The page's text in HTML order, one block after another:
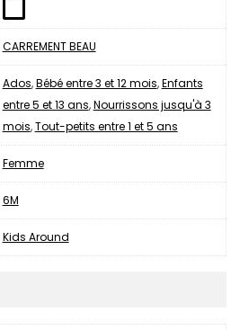
CARREMENT BEAU
Ados,Bébé entre 3 et 12 mois,Enfants
entre 5 et 13 ans,Nourrissons jusqu'à 3
mois,Tout-petits entre 1 et 5 ans
Femme
6M
Kids Around